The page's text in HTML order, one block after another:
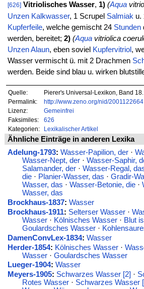
[626] Vitriolisches Wasser, 1) (Aqua
Unzen Kalkwasser, 1 Scrupel Salmiaku.
Kupferfeile, welche gemischt 24 Stunden
werden, bereitet; 2) (Aquavitriolica
Unzen Alaun, eben soviel Kupfervitriol ,
Wasser vermischt ü. mit 2 Drachmen
werden. Beide sind blau u. wirken
Quelle:
Pierer's Universal-Lexikon, Band
Permalink:
http://www.zeno.org/nid/
Lizenz:
Gemeinfrei
Faksimiles:
626
Kategorien:
Lexikalischer Artikel
Ähnliche Einträge in anderen Lexika
Adelung-1793: Wasser-Papilion, der·
Wasser-Nept, der· Wasser-Saphir,
Salamander, der· Wasser-Regal,
die· Planier-Wasser, das · Gradir-
Wasser, das · Wasser-Betonie, die·
Wasser, das
Brockhaus-1837: Wasser
Brockhaus-1911: Selterser Wasser·
Wasser· Kölnisches Wasser· Blut
Goulardsches Wasser·
DamenConvLex-1834: Wasser
Herder-1854: Kölnisches Wasser·
Wasser· Goulardsches Wasser
Lueger-1904: Wasser
Meyers-1905: Schwarzes Wasser [2] ·
Rotes Wasser· Schwarzes Wasser